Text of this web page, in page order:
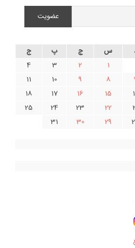
س چ پ
ج
1
2
3
4
8
9
10
11
15
16
17
18
22
23
24
25
29
30
31